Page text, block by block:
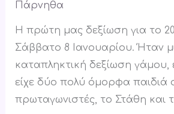
Πάρνηθα
Η πρώτη μας δεξίωση για το
Σάββατο 8 Ιανουαρίου. Ήταν
καταπληκτική δεξίωση
είχε δύο πολύ όμορφα παιδιά
πρωταγωνιστές, το Στάθη και